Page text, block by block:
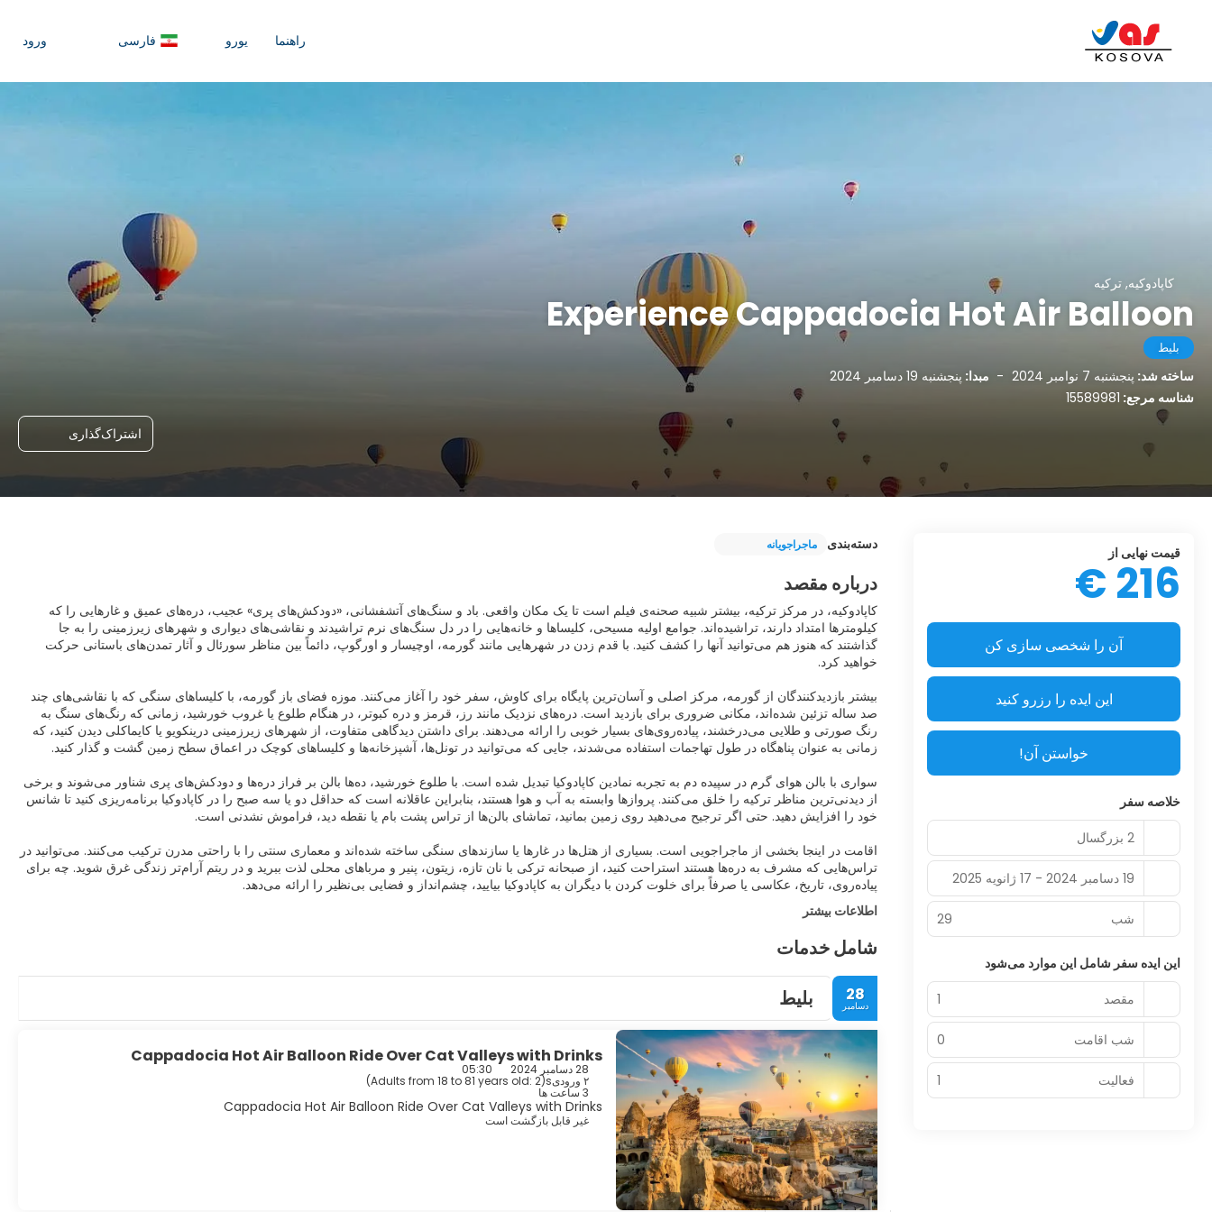
راهنما یورو فارسی ورود
کاپادوکیه, ترکیه
Experience Cappadocia Hot Air Balloon
بلیط
ساخته شد: پنجشنبه 7 نوامبر 2024 - مبدا: پنجشنبه 19 دسامبر 2024
شناسه مرجع: 15589981
اشتراک‌گذاری
دسته‌بندی ماجراجویانه
درباره مقصد
کاپادوکیه، در مرکز ترکیه، بیشتر شبیه صحنه‌ی فیلم است تا یک مکان واقعی. باد و سنگ‌های آتشفشانی، «دودکش‌های پری» عجیب، دره‌های عمیق و غارهایی را که
کیلومترها امتداد دارند، تراشیده‌اند. جوامع اولیه مسیحی، کلیساها و خانه‌هایی را در دل سنگ‌های نرم تراشیدند و نقاشی‌های دیواری و شهرهای زیرزمینی را به جا
گذاشتند که هنوز هم می‌توانید آنها را کشف کنید. با قدم زدن در شهرهایی مانند گورمه، اوچیسار و اورگوپ، دائماً بین مناظر سورئال و آثار تمدن‌های باستانی حرکت
بیشتر بازدیدکنندگان از گورمه، مرکز اصلی و آسان‌ترین پایگاه برای کاوش، سفر خود را آغاز می‌کنند. موزه فضای باز گورمه، با کلیساهای سنگی که با نقاشی‌های چند
صد ساله تزئین شده‌اند، مکانی ضروری برای بازدید است. دره‌های نزدیک مانند رز، قرمز و دره کبوتر، در هنگام طلوع یا غروب خورشید، زمانی که رنگ‌های سنگ به
رنگ صورتی و طلایی می‌درخشند، پیاده‌روی‌های بسیار خوبی را ارائه می‌دهند. برای داشتن دیدگاهی متفاوت، از شهرهای زیرزمینی درینکویو یا کایماکلی دیدن کنید، که
سواری با بالن هوای گرم در سپیده دم به تجربه نمادین کاپادوکیا تبدیل شده است. با طلوع خورشید، ده‌ها بالن بر فراز دره‌ها و دودکش‌های پری شناور می‌شوند و برخی
از دیدنی‌ترین مناظر ترکیه را خلق می‌کنند. پروازها وابسته به آب و هوا هستند، بنابراین عاقلانه است که حداقل دو یا سه صبح را در کاپادوکیا برنامه‌ریزی کنید تا شانس
اقامت در اینجا بخشی از ماجراجویی است. بسیاری از هتل‌ها در غارها یا سازندهای سنگی ساخته شده‌اند و معماری سنتی را با راحتی مدرن ترکیب می‌کنند. می‌توانید در
تراس‌هایی که مشرف به دره‌ها هستند استراحت کنید، از صبحانه ترکی با نان تازه، زیتون، پنیر و مرباهای محلی لذت ببرید و در ریتم آرام‌تر زندگی غرق شوید. چه برای
پیاده‌روی، تاریخ، عکاسی یا صرفاً برای خلوت کردن با دیگران به کاپادوکیا بیایید، چشم‌انداز و فضایی بی‌نظیر را ارائه می‌دهد.
اطلاعات بیشتر
شامل خدمات
28
دسامبر بلیط
Cappadocia Hot Air Balloon Ride Over Cat Valleys with Drinks
28 دسامبر 2024 05:30
۲ ورودیs (
Adults from 18 to 81 years old: 2
)
3 ساعت ها
Cappadocia Hot Air Balloon Ride Over Cat Valleys with Drinks
غیر قابل بازگشت است
قیمت نهایی از
216 €
آن را شخصی سازی کن
این ایده را رزرو کنید
خواستن آن!
خلاصه سفر
2 بزرگسال
19 دسامبر 2024 - 17 ژانویه 2025
شب‌ 29
این ایده سفر شامل این موارد می‌شود
مقصد
1
شب اقامت 0
فعالیت 1